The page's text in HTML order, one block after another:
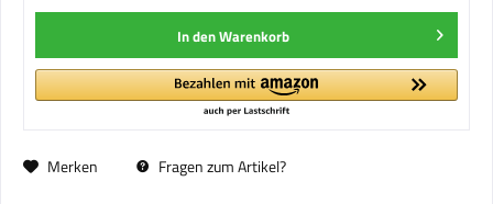
In denWarenkorb
Merken Fragen zum Artikel?